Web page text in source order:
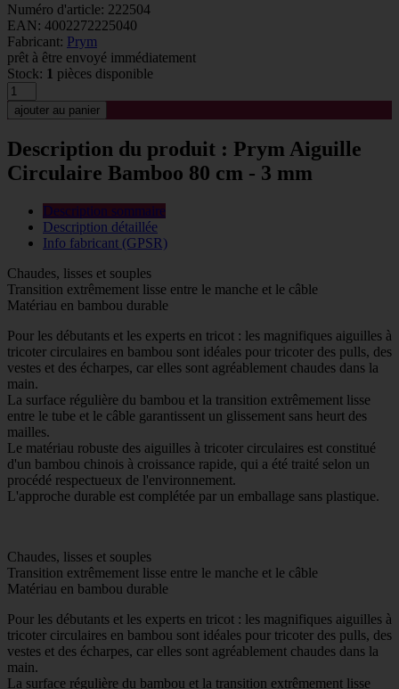
Numéro d'article: 222504
EAN: 4002272225040
Fabricant: Prym
prêt à être envoyé immédiatement
Stock: 1 pièces disponible
Description du produit : Prym Aiguille
Circulaire Bamboo 80 cm - 3 mm
Description sommaire
Description détaillée
Info fabricant (GPSR)
Chaudes, lisses et souples
Transition extrêmement lisse entre le manche et le câble
Matériau en bambou durable
Pour les débutants et les experts en tricot : les magnifiques aiguilles à
tricoter circulaires en bambou sont idéales pour tricoter des pulls, des
vestes et des écharpes, car elles sont agréablement chaudes dans la
main.
La surface régulière du bambou et la transition extrêmement lisse
entre le tube et le câble garantissent un glissement sans heurt des
mailles.
Le matériau robuste des aiguilles à tricoter circulaires est constitué
d'un bambou chinois à croissance rapide, qui a été traité selon un
procédé respectueux de l'environnement.
L'approche durable est complétée par un emballage sans plastique.
Chaudes, lisses et souples
Transition extrêmement lisse entre le manche et le câble
Matériau en bambou durable
Pour les débutants et les experts en tricot : les magnifiques aiguilles à
tricoter circulaires en bambou sont idéales pour tricoter des pulls, des
vestes et des écharpes, car elles sont agréablement chaudes dans la
main.
La surface régulière du bambou et la transition extrêmement lisse